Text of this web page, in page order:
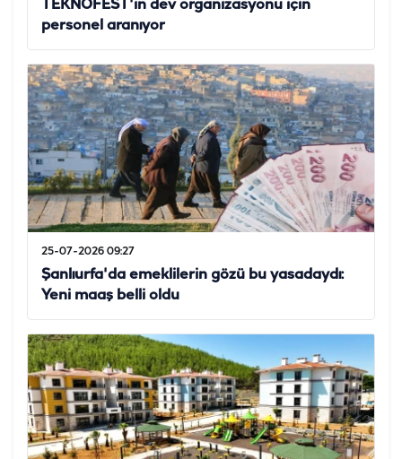
TEKNOFEST'in dev organizasyonu için
personel aranıyor
25-07-2026 09:27
Şanlıurfa'da emeklilerin gözü bu yasadaydı:
Yeni maaş belli oldu